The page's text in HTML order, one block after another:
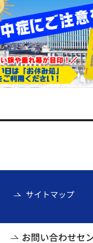
サイトマップ
お問い合わせセ